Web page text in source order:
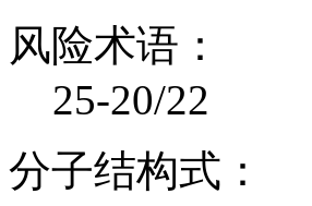
风险术语：
25-20/22
分子结构式：